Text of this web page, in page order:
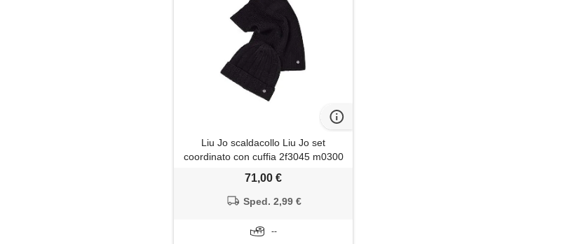
Liu Jo scaldacollo Liu Jo set
coordinato con cuffia 2f3045 m0300
nero
71,00 €
Sped. 2,99 €
--